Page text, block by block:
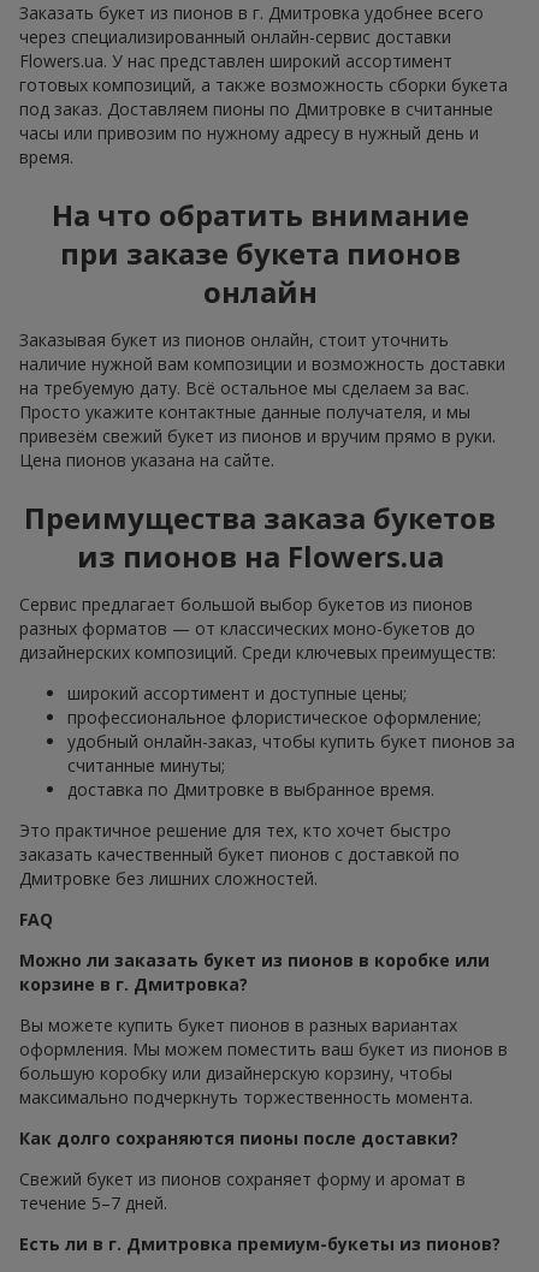
Заказать букет из пионов в г. Дмитровка удобнее всего
через специализированный онлайн-сервис доставки
Flowers.ua. У нас представлен широкий ассортимент
готовых композиций, а также возможность сборки букета
под заказ. Доставляем пионы по Дмитровке в считанные
часы или привозим по нужному адресу в нужный день и
время.
На что обратить внимание
при заказе букета пионов
онлайн
Заказывая букет из пионов онлайн, стоит уточнить
наличие нужной вам композиции и возможность доставки
на требуемую дату. Всё остальное мы сделаем за вас.
Просто укажите контактные данные получателя, и мы
привезём свежий букет из пионов и вручим прямо в руки.
Цена пионов указана на сайте.
Преимущества заказа букетов
из пионов на Flowers.ua
Сервис предлагает большой выбор букетов из пионов
разных форматов — от классических моно-букетов до
дизайнерских композиций. Среди ключевых преимуществ:
широкий ассортимент и доступные цены;
профессиональное флористическое оформление;
удобный онлайн-заказ, чтобы купить букет пионов за
считанные минуты;
доставка по Дмитровке в выбранное время.
Это практичное решение для тех, кто хочет быстро
заказать качественный букет пионов с доставкой по
Дмитровке без лишних сложностей.
FAQ
Можно ли заказать букет из пионов в коробке или
корзине в г. Дмитровка?
Вы можете купить букет пионов в разных вариантах
оформления. Мы можем поместить ваш букет из пионов в
большую коробку или дизайнерскую корзину, чтобы
максимально подчеркнуть торжественность момента.
Как долго сохраняются пионы после доставки?
Свежий букет из пионов сохраняет форму и аромат в
течение 5–7 дней.
Есть ли в г. Дмитровка премиум-букеты из пионов?